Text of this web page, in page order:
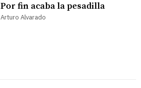
Por fin acaba la pesadilla
Arturo Alvarado